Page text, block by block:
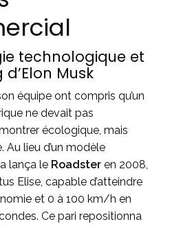
technologique et
Musk
équipe ont compris qu’un
ne devait pas
écologique, mais
Au lieu d’un modèle
lança le Roadster en 2008,
Elise, capable d’atteindre
et 0 à 100 km/h en
Ce pari repositionna